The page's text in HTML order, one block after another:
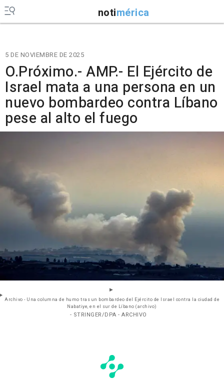
notimérica
5 DE NOVIEMBRE DE 2025
O.Próximo.- AMP.- El Ejército de
Israel mata a una persona en un
nuevo bombardeo contra Líbano
pese al alto el fuego
Archivo - Una columna de humo tras un bombardeo del Ejército de Israel contra la ciudad de
Nabatiye, en el sur de Líbano (archivo)
- STRINGER/DPA - ARCHIVO